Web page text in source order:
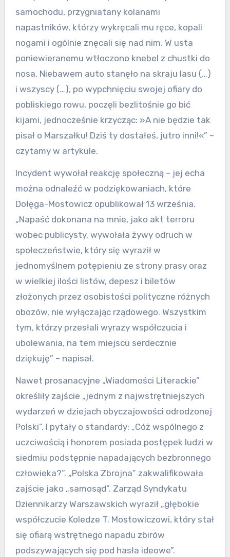
samochodu, przygniatany kolanami
napastników, którzy wykręcali mu ręce, kopali
nogami i ogólnie znęcali się nad nim. W usta
poniewieranemu wtłoczono knebel z chustki do
nosa. Niebawem auto stanęło na skraju lasu (…)
i wszyscy (…), po wypchnięciu swojej ofiary do
pobliskiego rowu, poczęli bezlitośnie go bić
kijami, jednocześnie krzycząc: »A nie będzie tak
pisał o Marszałku! Dziś ty dostałeś, jutro inni!«” –
czytamy w artykule.
Incydent wywołał reakcję społeczną – jej echa
można odnaleźć w podziękowaniach, które
Dołęga-Mostowicz opublikował 13 września.
„Napaść dokonana na mnie, jako akt terroru
wobec publicysty, wywołała żywy odruch w
społeczeństwie, który się wyraził w
jednomyślnem potępieniu ze strony prasy oraz
w wielkiej ilości listów, depesz i biletów
złożonych przez osobistości polityczne różnych
obozów, nie wyłączając rządowego. Wszystkim
tym, którzy przesłali wyrazy współczucia i
ubolewania, na tem miejscu serdecznie
dziękuję” – napisał.
Nawet prosanacyjne „Wiadomości Literackie”
określiły zajście „jednym z najwstrętniejszych
wydarzeń w dziejach obyczajowości odrodzonej
Polski”. I pytały o standardy: „Cóż wspólnego z
uczciwością i honorem posiada postępek ludzi w
siedmiu podstępnie napadających bezbronnego
człowieka?”. „Polska Zbrojna” zakwalifikowała
zajście jako „samosąd”. Zarząd Syndykatu
Dziennikarzy Warszawskich wyraził „głębokie
współczucie Koledze T. Mostowiczowi, który stał
się ofiarą wstrętnego napadu zbirów
podszywających się pod hasła ideowe”.